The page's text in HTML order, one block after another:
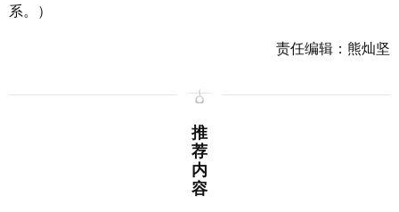
系。）
责任编辑：熊灿坚
推
荐
内
容